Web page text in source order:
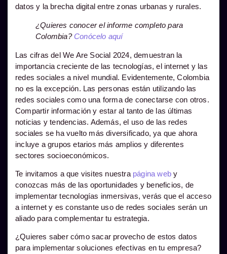
datos y la brecha digital entre zonas urbanas y rurales.
¿Quieres conocer el informe completo para
Colombia? Conócelo aquí
Las cifras del We Are Social 2024, demuestran la
importancia creciente de las tecnologías, el internet y las
redes sociales a nivel mundial. Evidentemente, Colombia
no es la excepción. Las personas están utilizando las
redes sociales como una forma de conectarse con otros.
Compartir información y estar al tanto de las últimas
noticias y tendencias. Además, el uso de las redes
sociales se ha vuelto más diversificado, ya que ahora
incluye a grupos etarios más amplios y diferentes
sectores socioeconómicos.
Te invitamos a que visites nuestra página web y
conozcas más de las oportunidades y beneficios, de
implementar tecnologías inmersivas, verás que el acceso
a internet y es constante uso de redes sociales serán un
aliado para complementar tu estrategia.
¿Quieres saber cómo sacar provecho de estos datos
para implementar soluciones efectivas en tu empresa?